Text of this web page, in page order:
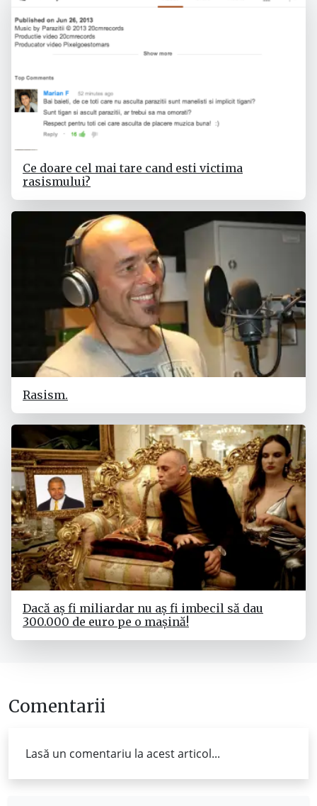
Ce doare cel mai tare cand esti victima
rasismului?
Rasism.
Dacă aș fi miliardar nu aș fi imbecil să dau
300.000 de euro pe o mașină!
Comentarii
Lasă un comentariu la acest articol...